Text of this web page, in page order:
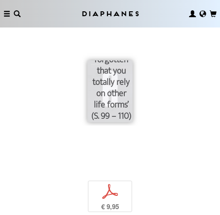
Diaphanes
totally
integrated
forgotten
that you
totally rely
on other
life forms’
(S. 99 – 110)
p
€ 9,95